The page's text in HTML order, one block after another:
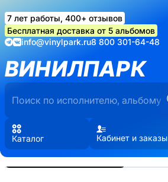
7 лет работы, 400+ отзывов
Бесплатная доставка от 5 альбомов
info@vinylpark.ru8 800 301-64-48
ВИНИЛПАРК
Каталог Кабинет и заказы
Реальные фото пластинки.
Нажмите, чтобы увеличить